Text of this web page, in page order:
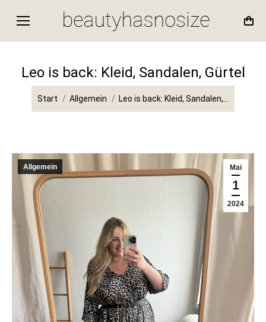
Leo is back: Kleid, Sandalen, Gürtel
Sie befinden sich hier:
Start Allgemein Leo is back: Kleid, Sandalen,…
Mai
1
2024
Allgemein